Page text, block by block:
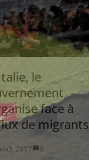
le
face à
de migrants
2017 0